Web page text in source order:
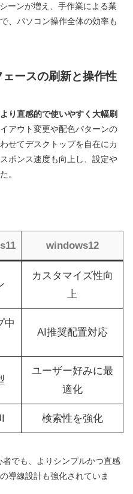
ーンが増え、手作業による業
、パソコン操作全体の効率も
ースの刷新と操作性
より直感的で使いやすく大幅刷
アウト変更や配色パターンの
せてデスクトップを自在にカ
ポンス速度も向上し、設定や
。
windows12
カスタマイズ性向
上
中
AI推奨配置対応
ユーザー好みに最
適化
検索性を強化
でも、よりシンプルかつ直感
導線設計も強化されていま